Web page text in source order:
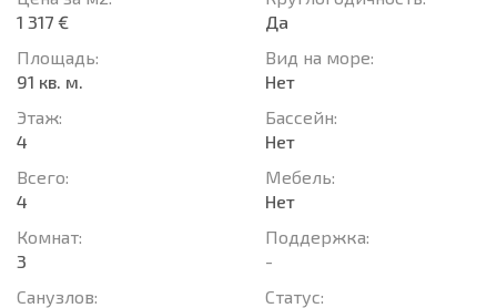
1 317 €
Площадь:
91 кв. м.
Этаж:
4
Всего:
4
Комнат:
3
Санузлов:
Да
Вид на море:
Нет
Басcейн:
Нет
Мебель:
Нет
Поддержка:
-
Статус: